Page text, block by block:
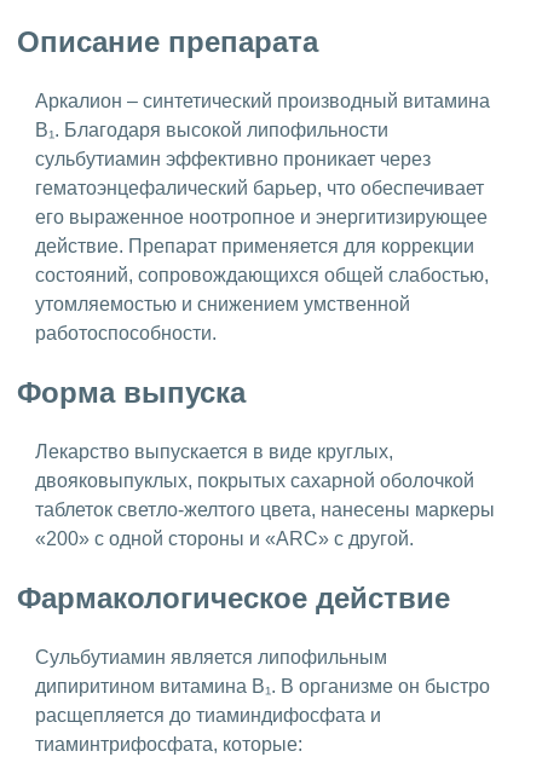
Описание препарата
Аркалион – синтетический производный витамина
B₁. Благодаря высокой липофильности
сульбутиамин эффективно проникает через
гематоэнцефалический барьер, что обеспечивает
его выраженное ноотропное и энергитизирующее
действие. Препарат применяется для коррекции
состояний, сопровождающихся общей слабостью,
утомляемостью и снижением умственной
работоспособности.
Форма выпуска
Лекарство выпускается в виде круглых,
двояковыпуклых, покрытых сахарной оболочкой
таблеток светло‐желтого цвета, нанесены маркеры
«200» с одной стороны и «ARC» с другой.
Фармакологическое действие
Сульбутиамин является липофильным
дипиритином витамина B₁. В организме он быстро
расщепляется до тиаминдифосфата и
тиаминтрифосфата, которые: